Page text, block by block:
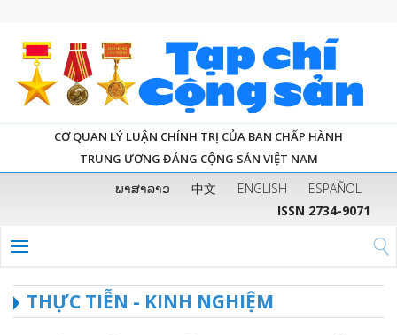
CƠ QUAN LÝ LUẬN CHÍNH TRỊ CỦA BAN CHẤP HÀNH
TRUNG ƯƠNG ĐẢNG CỘNG SẢN VIỆT NAM
ພາສາລາວ 中文 ENGLISH
ESPAÑOL
ISSN 2734-9071
THỰC TIỄN - KINH NGHIỆM